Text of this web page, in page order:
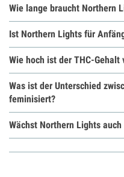
Wie lange braucht Northern
Ist Northern Lights für
Wie hoch ist der THC-
Was ist der Unterschied
feminisiert?
Wächst Northern Lights